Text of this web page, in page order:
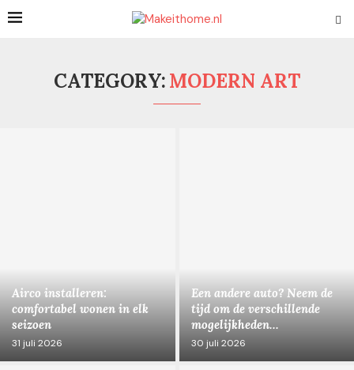
CATEGORY:MODERN ART
Airco installeren:
comfortabel wonen in elk
seizoen
31 juli 2026
Een andere auto? Neem de
tijd om de verschillende
mogelijkheden...
30 juli 2026